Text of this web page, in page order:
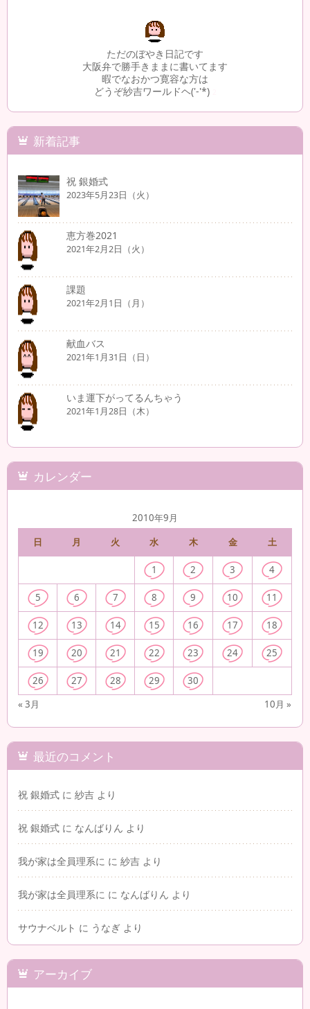
ただのぼやき日記です
大阪弁で勝手きままに書いてます
暇でなおかつ寛容な方は
どうぞ紗吉ワールドヘ('-'*)
新着記事
祝 銀婚式
2023年5月23日（火）
恵方巻2021
2021年2月2日（火）
課題
2021年2月1日（月）
献血バス
2021年1月31日（日）
いま運下がってるんちゃう
2021年1月28日（木）
カレンダー
2010年9月
日
月 火 水 木 金 土
« 3月 10月 »
1 2 3 4
5 6 7 8 9 10 11
12 13 14 15 16 17 18
19 20 21 22 23 24 25
26 27 28 29 30
最近のコメント
祝 銀婚式 に 紗吉 より
祝 銀婚式 に なんばりん より
我が家は全員理系に に 紗吉 より
我が家は全員理系に に なんばりん より
サウナベルト に うなぎ より
アーカイブ